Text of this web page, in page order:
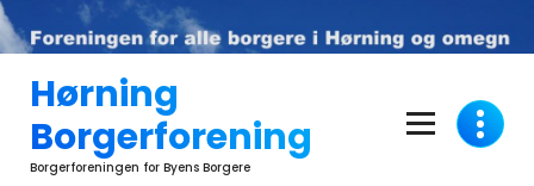
Videre
til
Hørning
Borgerforening
Borgerforeningen for Byens Borgere